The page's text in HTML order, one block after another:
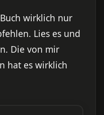
wirklich nur
Lies es und
Die von mir
hat es wirklich